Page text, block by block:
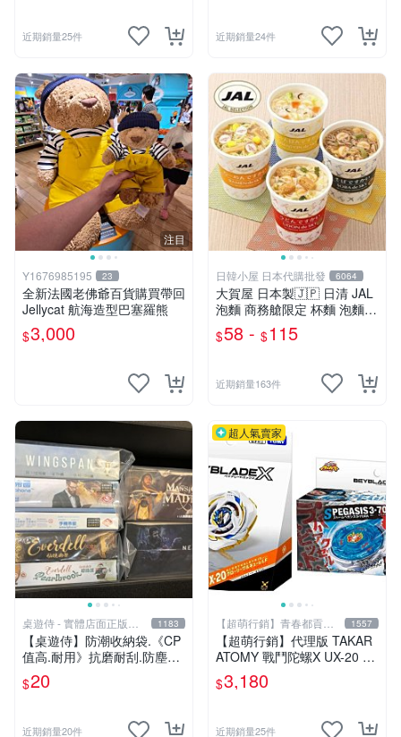
近期銷量25件 近期銷量24件
注目
Y1676985195 23
全新法國老佛爺百貨購買帶回
Jellycat 航海造型巴塞羅熊
$3,000
日韓小屋 日本代購批發 6064
大賀屋 日本製🇯🇵 日清 JAL
泡麵 商務艙限定 杯麵 泡麵
海鮮什錦 和風醬油拉麵 日航
正版 J00051341
$58 - $115
近期銷量163件
桌遊侍 - 實體店面正版專
賣
1183
【桌遊侍】防潮收納袋.《CP
值高.耐用》抗磨耐刮.防塵實
用.保護桌遊.桌遊周邊.牌套
外的新選擇.大量優惠.桌遊收
$20
近期銷量20件
超人氣賣家
【超萌行銷】青春都貢獻
給玩具了
1557
【超萌行銷】代理版 TAKAR
ATOMY 戰鬥陀螺X UX-20 榮
耀女武神 LF & BX-00 暴風天
馬3-70RA 附發射器 兩款合售
$3,180
近期銷量25件